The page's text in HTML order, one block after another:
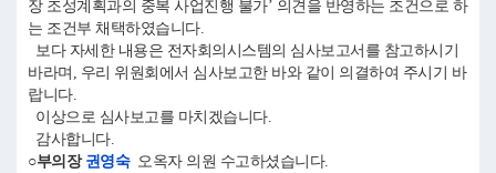
장 조성계획과의 중복 사업진행 불가’ 의견을 반영하는 조건으로 하
는 조건부 채택하였습니다.
보다 자세한 내용은 전자회의시스템의 심사보고서를 참고하시기
바라며, 우리 위원회에서 심사보고한 바와 같이 의결하여 주시기 바
랍니다.
이상으로 심사보고를 마치겠습니다.
감사합니다.
○부의장 권영숙오옥자 의원 수고하셨습니다.